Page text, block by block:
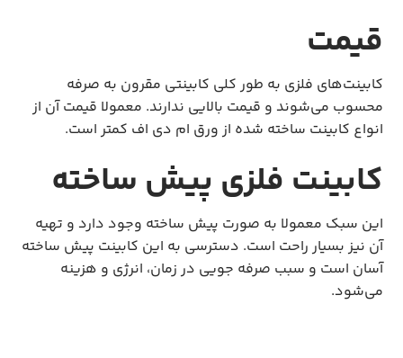
قیمت
کابینت‌های فلزی به طور کلی کابینتی مقرون به صرفه
محسوب می‌شوند و قیمت بالایی ندارند. معمولا قیمت آن از
انواع کابینت ساخته شده از ورق ام دی اف کمتر است.
کابینت فلزی پیش ساخته
این سبک معمولا به صورت پیش ساخته وجود دارد و تهیه
آن نیز بسیار راحت است. دسترسی به این کابینت پیش ساخته
آسان است و سبب صرفه جویی در زمان، انرژی و هزینه
می‌شود.